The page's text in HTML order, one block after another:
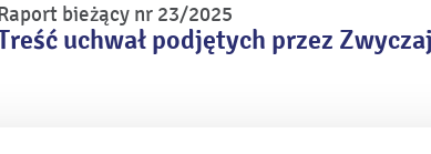
bieżący nr 23/2025
uchwał podjętych przez